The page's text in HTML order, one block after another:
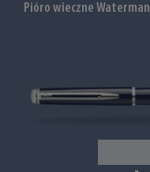
Pióro wieczne Waterman